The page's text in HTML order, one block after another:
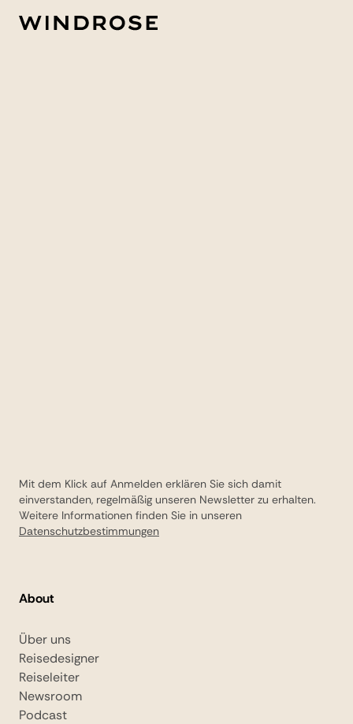
Mit dem Klick auf Anmelden erklären Sie sich damit
einverstanden, regelmäßig unseren Newsletter zu erhalten.
Weitere Informationen finden Sie in unseren
Datenschutzbestimmungen
About
Über uns
Reisedesigner
Reiseleiter
Newsroom
Podcast